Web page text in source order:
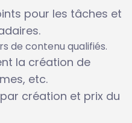
pour les tâches et
de contenu qualifiés.
la création de
etc.
création et prix du